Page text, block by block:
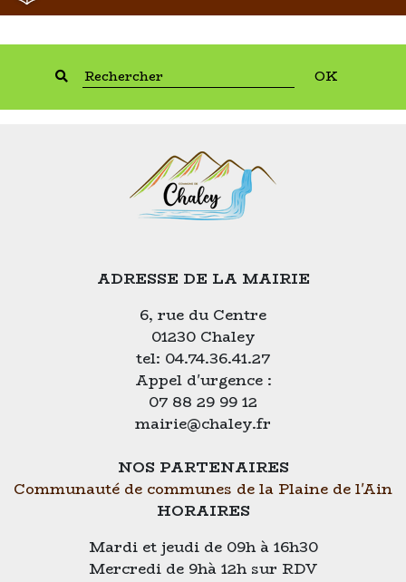
OK
ADRESSE DE LA MAIRIE
6, rue du Centre
01230 Chaley
tel: 04.74.36.41.27
Appel d'urgence :
07 88 29 99 12
mairie@chaley.fr
NOS PARTENAIRES
Communauté de communes de la Plaine de l'Ain
HORAIRES
Mardi et jeudi de 09h à 16h30
Mercredi de 9hà 12h sur RDV